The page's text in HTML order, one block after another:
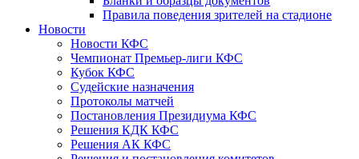
Правила поведения зрителей на стадионе
Новости
Новости КФС
Чемпионат Премьер-лиги КФС
Кубок КФС
Судейские назначения
Протоколы матчей
Постановления Президиума КФС
Решения КДК КФС
Решения АК КФС